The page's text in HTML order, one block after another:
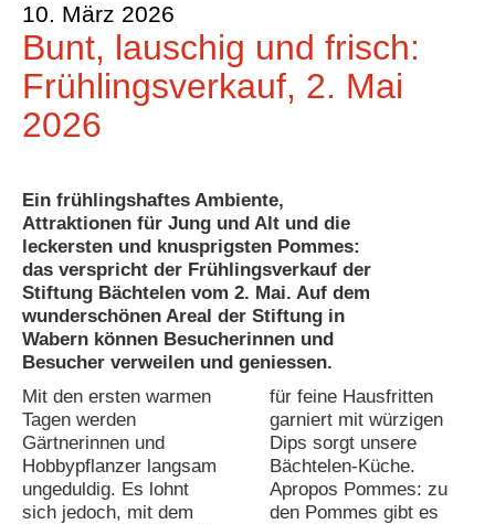
10. März 2026
Bunt, lauschig und frisch:
Frühlingsverkauf, 2. Mai
2026
Ein frühlingshaftes Ambiente,
Attraktionen für Jung und Alt und die
leckersten und knusprigsten Pommes:
das verspricht der Frühlingsverkauf der
Stiftung Bächtelen vom 2. Mai. Auf dem
wunderschönen Areal der Stiftung in
Wabern können Besucherinnen und
Besucher verweilen und geniessen.
Mit den ersten warmen
Tagen werden
Gärtnerinnen und
Hobbypflanzer langsam
ungeduldig. Es lohnt
sich jedoch, mit dem
für feine Hausfritten
garniert mit würzigen
Dips sorgt unsere
Bächtelen-Küche.
Apropos Pommes: zu
den Pommes gibt es